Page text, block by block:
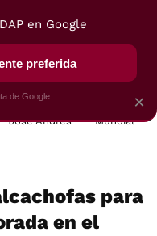
VEGUI
José Andrés Mundial
para
en el
×
en Google
preferida
de Google